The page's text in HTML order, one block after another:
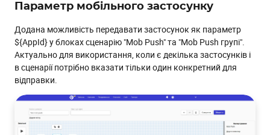
Параметр мобільного застосунку
Додана можливість передавати застосунок як параметр
${AppId} у блоках сценарію "Mob Push" та "Mob Push групі".
Актуально для використання, коли є декілька застосунків і
в сценарії потрібно вказати тільки один конкретний для
відправки.